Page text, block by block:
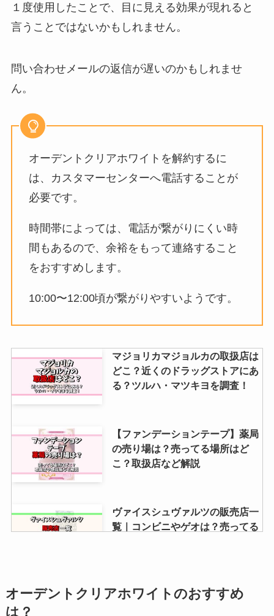
１度使用したことで、目に見える効果が現れると
言うことではないかもしれません。
問い合わせメールの返信が遅いのかもしれませ
ん。
オーデントクリアホワイトを解約するに
は、カスタマーセンターへ電話することが
必要です。
時間帯によっては、電話が繋がりにくい時
間もあるので、余裕をもって連絡すること
をおすすめします。
10:00〜12:00頃が繋がりやすいようです。
マジョリカマジョルカの取扱店は
どこ？近くのドラッグストアにあ
る？ツルハ・マツキヨを調査！
【ファンデーションテープ】薬局
の売り場は？売ってる場所はど
こ？取扱店など解説
ヴァイスシュヴァルツの販売店一
覧｜コンビニやゲオは？売ってる
ナロンエースが製造中止の理由
は？どこで買える？ナロンエース
オーデントクリアホワイトのおすすめ
は？